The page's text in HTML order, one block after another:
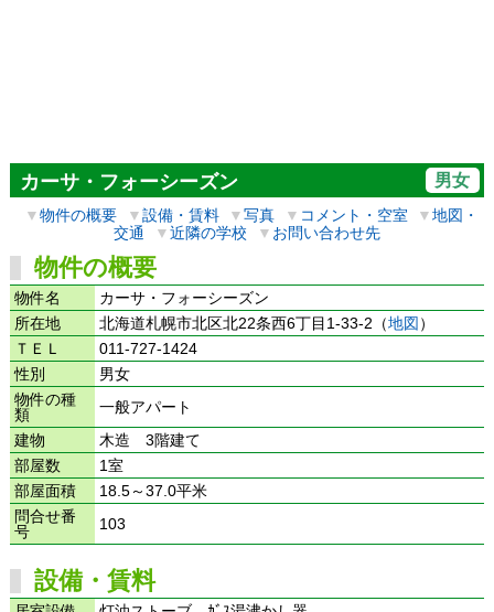
カーサ・フォーシーズン 男女
▼物件の概要 ▼設備・賃料 ▼写真 ▼ コメント・空室 ▼地図・
交通
▼近隣の学校 ▼ お問い合わせ先
物件の概要
物件名
カーサ・フォーシーズン
所在地
北海道札幌市北区北22条西6丁目1-33-2（地図 ）
ＴＥＬ
011-727-1424
性別
男女
物件の種
類
一般アパート
建物
木造 3階建て
部屋数
1室
部屋面積
18.5～37.0平米
問合せ番
号
103
設備・賃料